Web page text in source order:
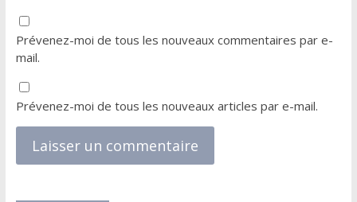
Prévenez-moi de tous les nouveaux commentaires par e-
mail.
Prévenez-moi de tous les nouveaux articles par e-mail.